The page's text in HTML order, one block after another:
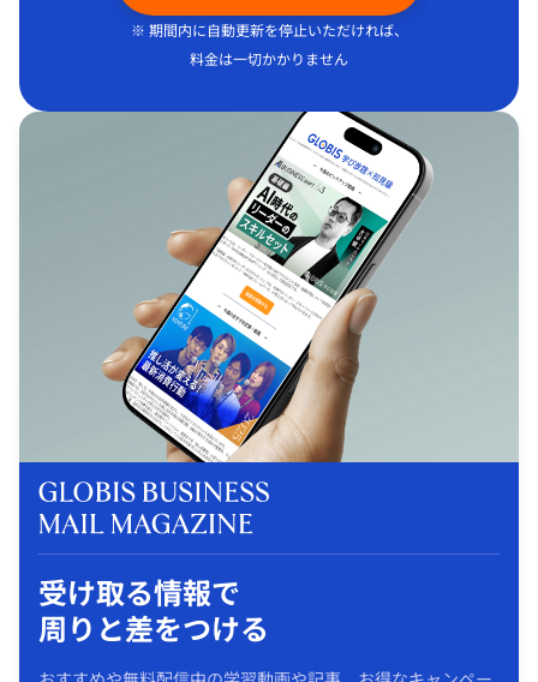
※ 期間内に自動更新を停止いただければ、
料金は一切かかりません
受け取る情報で
周りと差をつける